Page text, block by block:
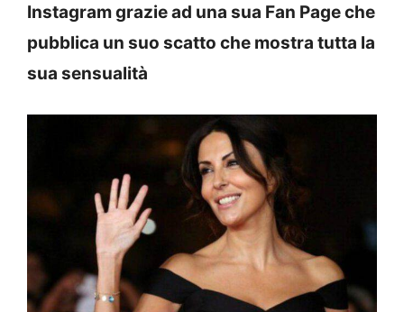
Instagram grazie ad una sua Fan Page che
pubblica un suo scatto che mostra tutta la
sua sensualità